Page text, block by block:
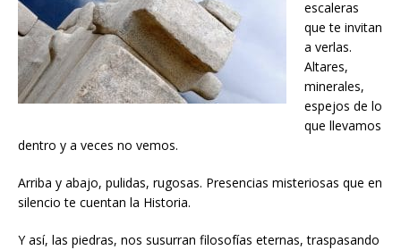
escaleras
que te invitan
a verlas.
Altares,
minerales,
espejos de lo
que llevamos
dentro y a veces no vemos.
Arriba y abajo, pulidas, rugosas. Presencias misteriosas que en
silencio te cuentan la Historia.
Y así, las piedras, nos susurran filosofías eternas, traspasando